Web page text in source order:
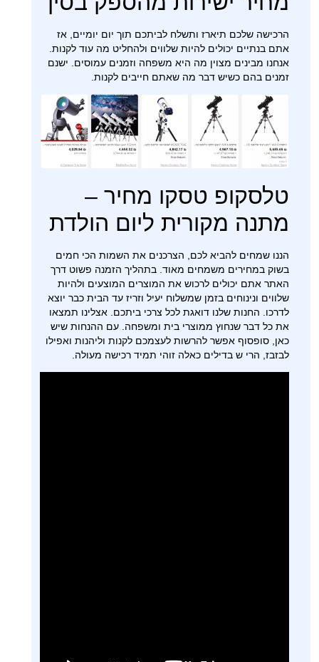
הרכישה שלכם תיארז ותשלח לביתכם תוך יום יומיים, אז
אתם בנתיים יכולים להיות שלווים ולהחליט מה עוד לקנות.
אנחנו מבינים מצוין מה היא משפחה וזמנים עמוסים. ישנם
זמנים בהם כשיש דבר מה שאתם חייבים לקנות.
טלסקופ טסקו מחיר –
מתנה מקורית ליום הולדת
הננו שמחים להביא לכם, הצרכנים את השמות הכי חמים
בשוק במחירים משמחים מאוד. בתהליך הזמנה פשוט דרך
האתר אתם יכולים לרכוש את המוצרים המוצעים ולהיות
שלווים ונינוחים בזמן שמשלוח יעיל וזריז עד הבית כבר יוצא
לדרכו. החנות שלנו דואגת לכל צרכי ביתכם. אצלינו תמצאו
את כל דבר שנחוץ ממוצרי בית ומשפחה. עם ההנחות שיש
כאן, סופסוף אפשר להרשות לעצמכם לקנות וליהנות ואפילו
לבזבז, הרי ש בדילים כאלה זוהי תמיד רכישה מעולה.